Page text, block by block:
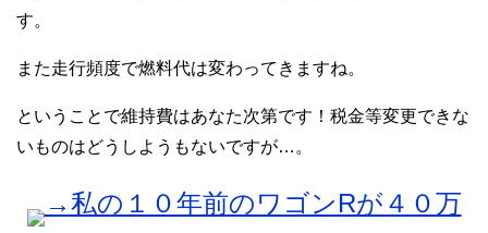
す。
また走行頻度で燃料代は変わってきますね。
ということで維持費はあなた次第です！税金等変更できな
いものはどうしようもないですが…。
→私の１０年前のワゴンRが４０万